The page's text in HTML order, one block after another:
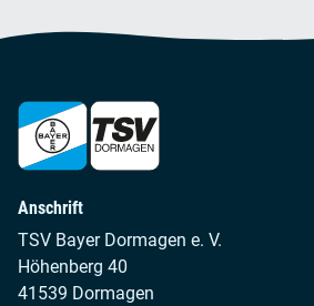
Anschrift
TSV Bayer Dormagen e. V.
Höhenberg 40
41539 Dormagen